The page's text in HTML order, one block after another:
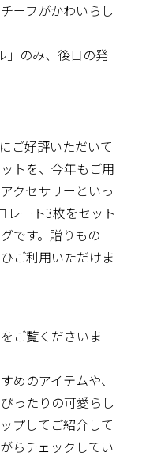
ーフがかわいらし
」のみ、後日の発
ご好評いただいて
トを、今年もご用
クセサリーといっ
レート3枚をセット
です。贈りもの
ご利用いただけま
ご覧くださいま
めのアイテムや、
ったりの可愛らし
プしてご紹介して
らチェックしてい